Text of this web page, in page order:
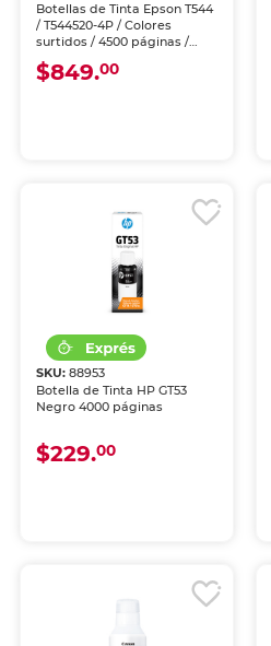
Botellas de Tinta Epson T544
/ T544520-4P / Colores
surtidos / 4500 páginas /
EcoTank / 4 piezas
$849.00
SKU:88953
Botella de Tinta HP GT53
Negro 4000 páginas
$229.00